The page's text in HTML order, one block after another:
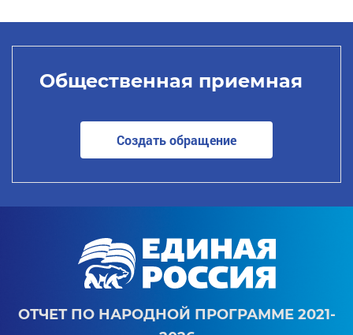
Общественная приемная
Создать обращение
ОТЧЕТ ПО НАРОДНОЙ ПРОГРАММЕ 2021-